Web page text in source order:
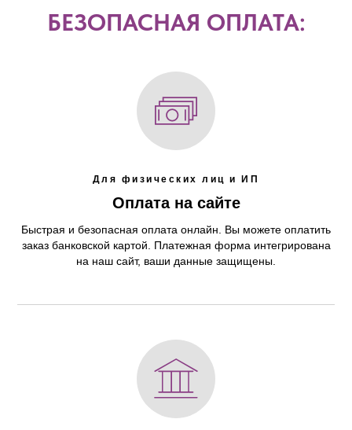
БЕЗОПАСНАЯ ОПЛАТА:
Для физических лиц и ИП
Оплата на сайте
Быстрая и безопасная оплата онлайн. Вы можете оплатить
заказ банковской картой. Платежная форма интегрирована
на наш сайт, ваши данные защищены.